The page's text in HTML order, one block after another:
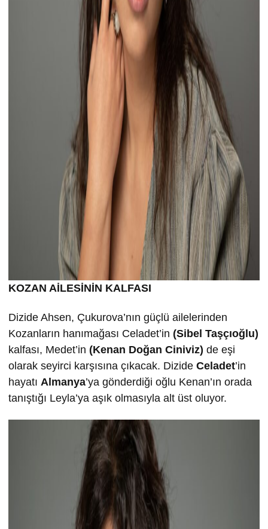
KOZAN AİLESİNİN KALFASI
Dizide Ahsen, Çukurova’nın güçlü ailelerinden
Kozanların hanımağası Celadet’in (Sibel Taşçıoğlu)
kalfası, Medet’in (Kenan Doğan Ciniviz) de eşi
olarak seyirci karşısına çıkacak. Dizide Celadet’in
hayatı Almanya’ya gönderdiği oğlu Kenan’ın orada
tanıştığı Leyla’ya aşık olmasıyla alt üst oluyor.